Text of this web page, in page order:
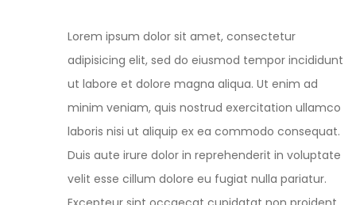
Lorem ipsum dolor sit amet, consectetur
adipisicing elit, sed do eiusmod tempor incididunt
ut labore et dolore magna aliqua. Ut enim ad
minim veniam, quis nostrud exercitation ullamco
laboris nisi ut aliquip ex ea commodo consequat.
Duis aute irure dolor in reprehenderit in voluptate
velit esse cillum dolore eu fugiat nulla pariatur.